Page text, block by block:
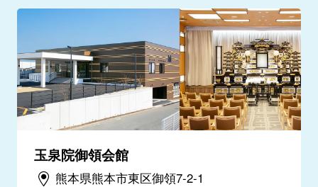
玉泉院御領会館
熊本県熊本市東区御領7-2-1